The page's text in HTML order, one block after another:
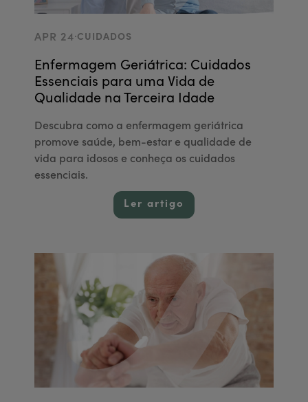
APR 24.CUIDADOS
Enfermagem Geriátrica: Cuidados
Essenciais para uma Vida de
Qualidade na Terceira Idade
Descubra como a enfermagem geriátrica
promove saúde, bem-estar e qualidade de
vida para idosos e conheça os cuidados
essenciais.
Ler artigo